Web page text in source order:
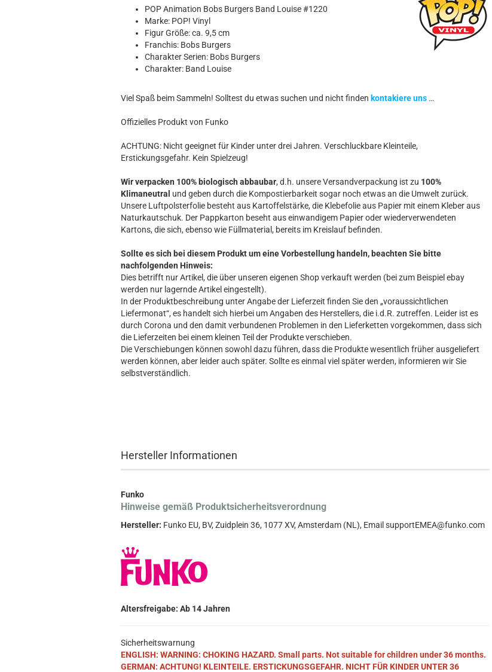
MARVEL
Movie
STAR WARS
POP Animation Bobs Burgers Band Louise #1220
Marke: POP! Vinyl
Figur Größe: ca. 9,5 cm
Franchis: Bobs Burgers
Charakter Serien: Bobs Burgers
Charakter: Band Louise
Viel Spaß beim Sammeln! Solltest du etwas suchen und nicht finden kontakiere uns …
Offizielles Produkt von Funko
ACHTUNG: Nicht geeignet für Kinder unter drei Jahren. Verschluckbare Kleinteile,
Erstickungsgefahr. Kein Spielzeug!
Wir verpacken 100% biologisch abbaubar, d.h. unsere Versandverpackung ist zu 100%
Klimaneutral und geben durch die Kompostierbarkeit sogar noch etwas an die Umwelt zurück.
Unsere Luftpolsterfolie besteht aus Kartoffelstärke, die Klebefolie aus Papier mit einem Kleber aus
Naturkautschuk. Der Pappkarton beseht aus einwandigem Papier oder wiederverwendeten
Kartons, die sich, ebenso wie Füllmaterial, bereits im Kreislauf befinden.
Sollte es sich bei diesem Produkt um eine Vorbestellung handeln, beachten Sie bitte
nachfolgenden Hinweis:
Dies betrifft nur Artikel, die über unseren eigenen Shop verkauft werden (bei zum Beispiel ebay
werden nur lagernde Artikel eingestellt).
In der Produktbeschreibung unter Angabe der Lieferzeit finden Sie den „voraussichtlichen
Liefermonat“, es handelt sich hierbei um Angaben des Herstellers, die i.d.R. zutreffen. Leider ist es
durch Corona und den damit verbundenen Problemen in den Lieferketten vorgekommen, dass sich
die Lieferzeiten bei einem kleinen Teil der Produkte verschieben.
Die Verschiebungen können sowohl dazu führen, dass die Produkte wesentlich früher ausgeliefert
werden können, aber leider auch später. Sollte es einmal viel später werden, informieren wir Sie
selbstverständlich.
Hersteller Informationen
Funko
Hinweise gemäß Produktsicherheitsverordnung
Hersteller: Funko EU, BV, Zuidplein 36, 1077 XV, Amsterdam (NL), Email supportEMEA@funko.com
Altersfreigabe: Ab 14 Jahren
Sicherheitswarnung
ENGLISH: WARNING: CHOKING HAZARD. Small parts. Not suitable for children under 36 months.
GERMAN: ACHTUNG! KLEINTEILE. ERSTICKUNGSGEFAHR. NICHT FÜR KINDER UNTER 36